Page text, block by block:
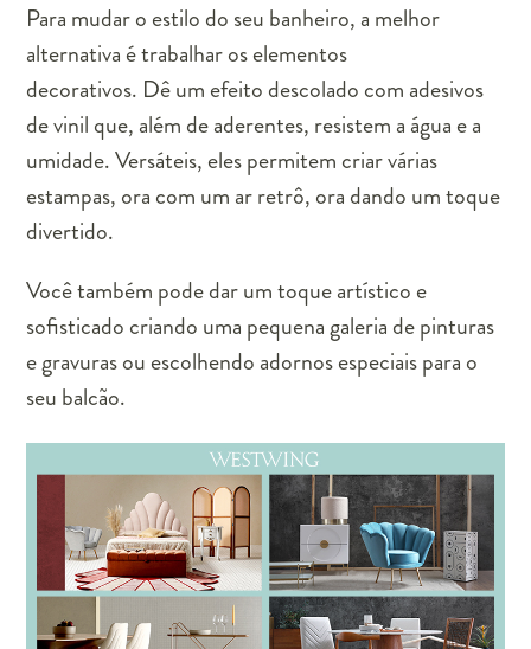
Para mudar o estilo do seu banheiro, a melhor
alternativa é trabalhar os elementos
decorativos. Dê um efeito descolado com adesivos
de vinil que, além de aderentes, resistem a água e a
umidade. Versáteis, eles permitem criar várias
estampas, ora com um ar retrô, ora dando um toque
divertido.
Você também pode dar um toque artístico e
sofisticado criando uma pequena galeria de pinturas
e gravuras ou escolhendo adornos especiais para o
seu balcão.